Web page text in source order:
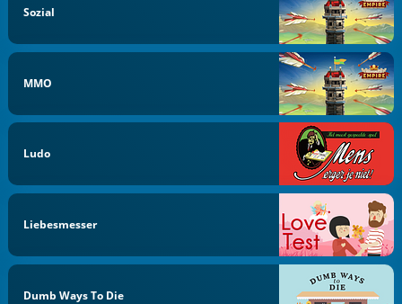
Sozial
MMO
Ludo
Liebesmesser
Dumb Ways To Die